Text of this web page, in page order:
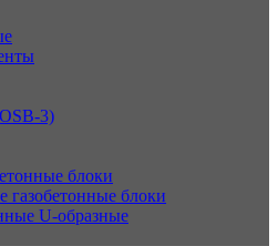
3)
блоки
газобетонные блоки
U-образные